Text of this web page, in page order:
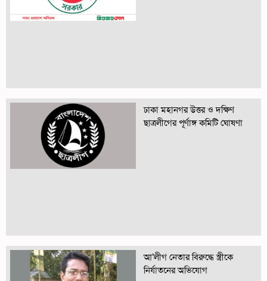
ঢাকা মহানগর উত্তর ও দক্ষিণ
ছাত্রলীগের পূর্ণাঙ্গ কমিটি ঘোষণা
আ’লীগ নেতার বিরুদ্ধে স্ত্রীকে
নির্যাতনের অভিযোগ